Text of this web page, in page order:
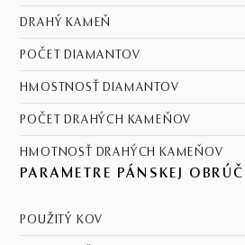
DRAHÝ KAMEŇ
POČET DIAMANTOV
HMOSTNOSŤ DIAMANTOV
POČET DRAHÝCH KAMEŇOV
HMOTNOSŤ DRAHÝCH KAMEŇOV
PARAMETRE PÁNSKEJ
POUŽITÝ KOV